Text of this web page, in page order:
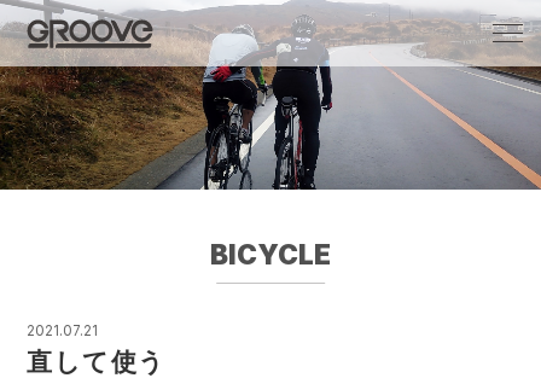
Groove 自転車 カフェ 輸入車・国産車のチ
ューニング/販売
BICYCLE
2021.07.21
直して使う